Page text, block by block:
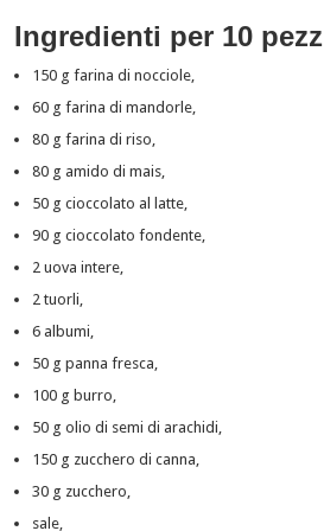
Ingredienti per 10
150 g farina di nocciole,
60 g farina di mandorle,
80 g farina di riso,
80 g amido di mais,
50 g cioccolato al latte,
90 g cioccolato fondente,
2 uova intere,
2 tuorli,
6 albumi,
50 g panna fresca,
100 g burro,
50 g olio di semi di arachidi,
150 g zucchero di canna,
30 g zucchero,
sale,